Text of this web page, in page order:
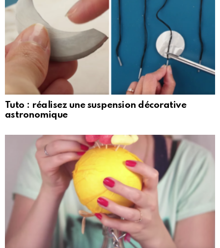
Tuto : réalisez une suspension décorative
astronomique